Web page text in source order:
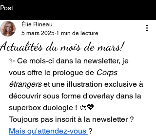
Post
Actualités du mois de mars!
Élie Rineau
5 mars 2025 1 min de lecture
✨ Ce mois-ci dans la newsletter, je
vous offre le prologue de Corps
étrangers et une illustration exclusive à
découvrir sous forme d'overlay dans la
superbox duologie ! 🎨💖
Toujours pas inscrit à la newsletter ?
Mais qu'attendez-vous ?